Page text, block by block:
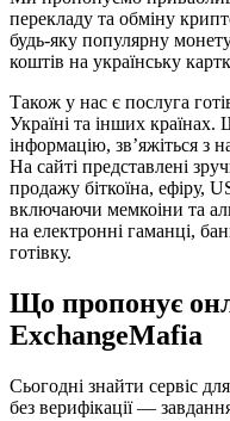
перекладу та обміну
будь-яку популярну
коштів на українську
Також у нас є послуга
Україні та інших
інформацію, зв’яжіться з
На сайті представлені
продажу біткоїна, ефіру,
включаючи мемкоіни та
на електронні гаманці,
готівку.
Що пропонує
ExchangeMafia
Сьогодні знайти сервіс
без верифікації —